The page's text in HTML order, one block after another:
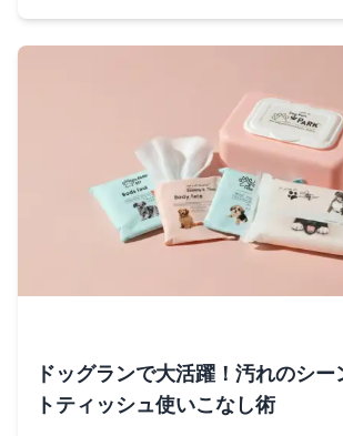
ドッグランで大活躍！汚れのシー
トティッシュ使いこなし術